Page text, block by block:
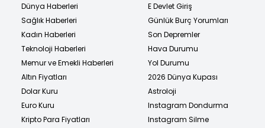
Dünya Haberleri
Sağlık Haberleri
Kadın Haberleri
Teknoloji Haberleri
Memur ve Emekli Haberleri
Altın Fiyatları
Dolar Kuru
Euro Kuru
Kripto Para Fiyatları
E Devlet Giriş
Günlük Burç Yorumları
Son Depremler
Hava Durumu
Yol Durumu
2026 Dünya Kupası
Astroloji
Instagram Dondurma
Instagram Silme